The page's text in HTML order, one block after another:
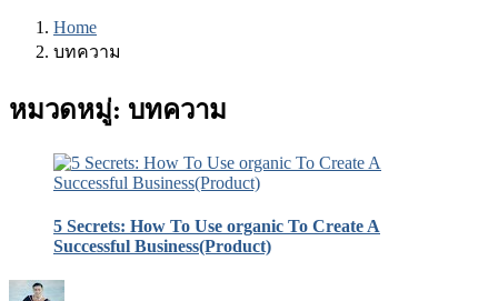
Home
บทความ
หมวดหมู่: บทความ
5 Secrets: How To Use organic To Create A
Successful Business(Product)